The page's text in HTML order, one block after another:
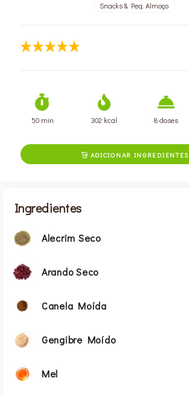
Snacks & Peq. Almoço
50 min 302 kcal 8 doses
ADICIONAR INGREDIENTES
Ingredientes
Alecrim Seco
Arando Seco
Canela Moída
Gengibre Moído
Mel